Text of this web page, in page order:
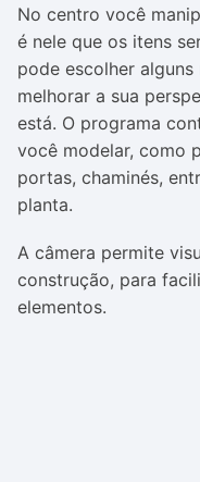
No centro você
é nele que os itens
pode escolher
melhorar a sua
está. O programa
você modelar, como
portas, chaminés,
planta.
A câmera permite
construção, para
elementos.